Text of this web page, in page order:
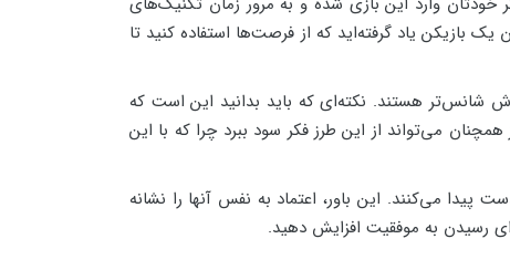
بازیکن یاد گرفته‌اید که از فرصت‌ها استفاده کنید تا
شانس‌تر هستند. نکته‌ای که باید بدانید این است که
می‌تواند از این طرز فکر سود ببرد چرا که با این
می‌کنند. این باور، اعتماد به نفس آنها را نشانه
رسیدن به موفقیت افزایش دهید.